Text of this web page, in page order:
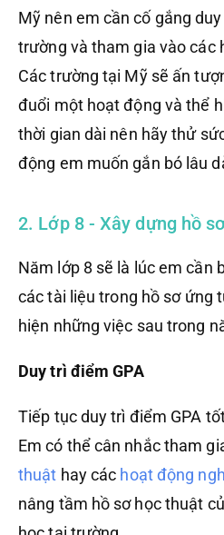
Mỹ nên em cần cố gắng
trường và tham gia vào các
Các trường tại Mỹ sẽ ấn
đuổi một hoạt động và thể
thời gian dài nên hãy thử
động em muốn gắn bó lâu
2. Lớp 8 - Xây dựng hồ
Năm lớp 8 sẽ là lúc em cần
các tài liệu trong hồ sơ ứng
hiện những việc sau trong
Duy trì điểm GPA
Tiếp tục duy trì điểm GPA
Em có thể cân nhắc tham
thuật hay các hoạt động
nâng tầm hồ sơ học thuật